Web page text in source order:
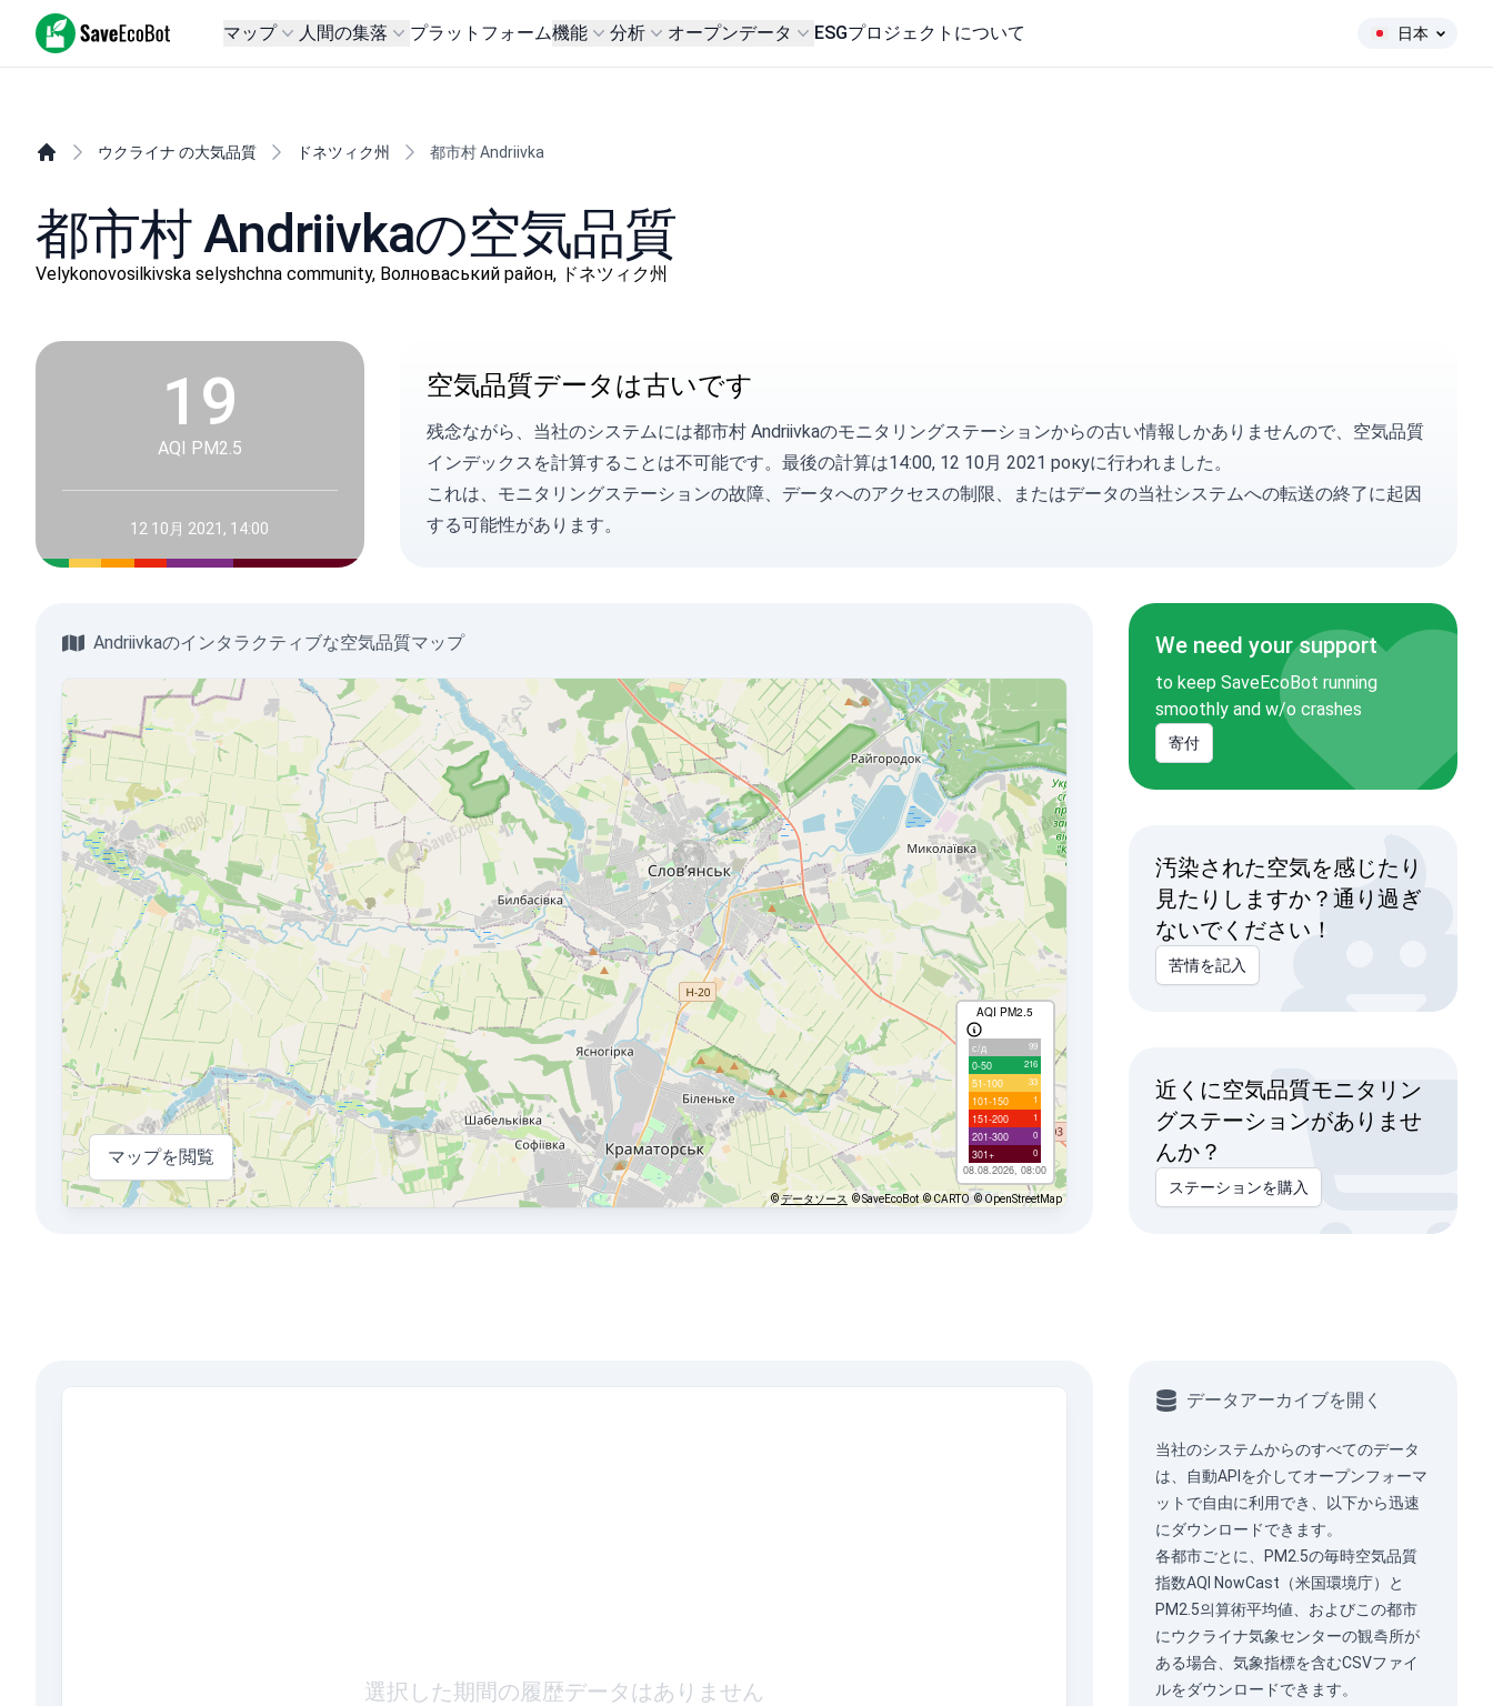
SaveEcoBot マップ 人間の集落 プラットフォーム機能 分析 オープンデータ ESGプロジェクトについて 日本
ウクライナ の大気品質 ドネツィク州 都市村 Andriivka
都市村 Andriivkaの空気品質
Velykonovosilkivska selyshchna community, Волноваський район, ドネツィク州
19
AQI PM2.5
12 10月 2021, 14:00
空気品質データは古いです
残念ながら、当社のシステムには都市村 Andriivkaのモニタリングステーションからの古い情報しかありませんので、空気品質
インデックスを計算することは不可能です。最後の計算は14:00, 12 10月 2021 рокуに行われました。
これは、モニタリングステーションの故障、データへのアクセスの制限、またはデータの当社システムへの転送の終了に起因
する可能性があります。
Andriivkaのインタラクティブな空気品質マップ
AQI PM2.5
с/д 99
0-50 216
51-100 33
101-150 1
151-200 1
201-300 0
301+ 0
08.08.2026, 08:00
マップを閲覧
©データソース © SaveEcoBot © CARTO © OpenStreetMap
We need your support
to keep SaveEcoBot running
smoothly and w/o crashes
寄付
汚染された空気を感じたり
見たりしますか？通り過ぎ
ないでください！
苦情を記入
近くに空気品質モニタリン
グステーションがありませ
んか？
ステーションを購入
選択した期間の履歴データはありません
データアーカイブを開く
当社のシステムからのすべてのデータ
は、
自動API を介してオープンフォーマ
ットで自由に利用でき、以下から迅速
にダウンロードできます。
各都市ごとに、PM2.5の毎時空気品質
指数AQI NowCast（米国環境庁）と
PM2.5의算術平均値、およびこの都市
にウクライナ気象センターの観측所が
ある場合、気象指標を含むCSVファイ
ルをダウンロードできます。